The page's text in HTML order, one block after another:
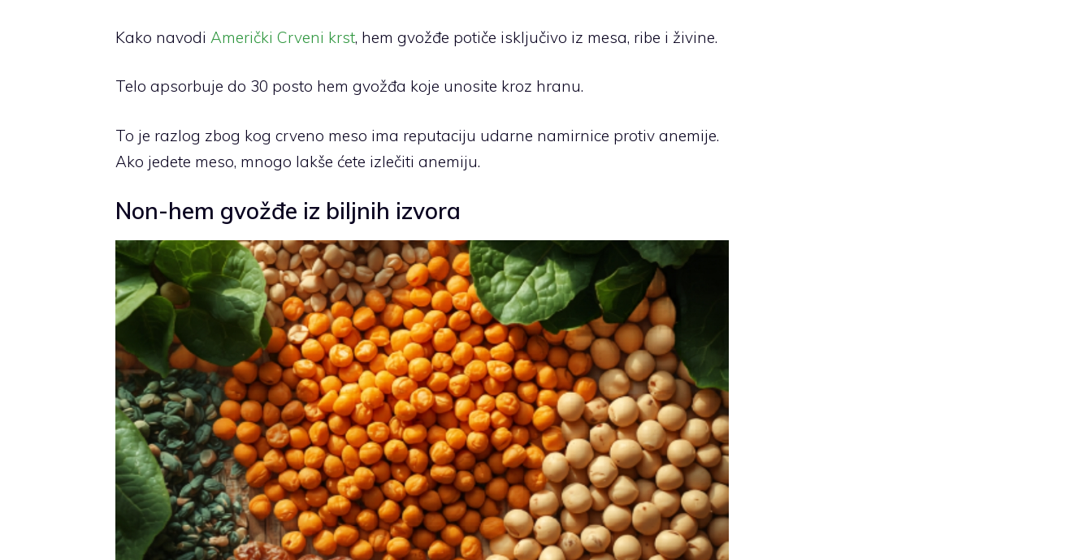
Kako navodi Američki Crveni krst, hem gvožđe potiče isključivo iz mesa, ribe i živine.
Telo apsorbuje do 30 posto hem gvožđa koje unosite kroz hranu.
To je razlog zbog kog crveno meso ima reputaciju udarne namirnice protiv anemije.
Ako jedete meso, mnogo lakše ćete izlečiti anemiju.
Non-hem gvožđe iz biljnih izvora